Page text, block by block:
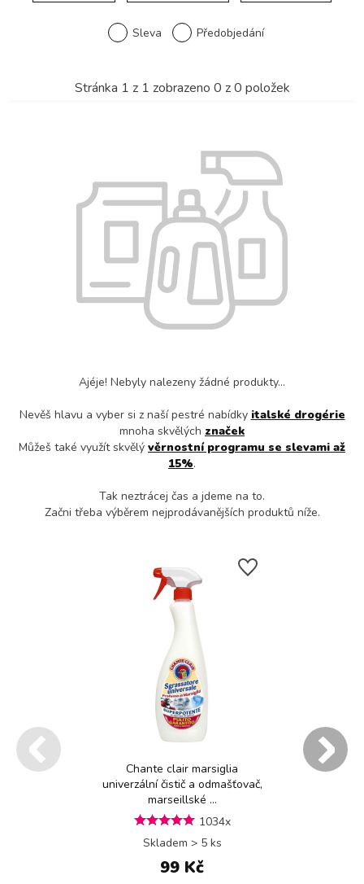
Sleva Předobjedání
Stránka 1 z 1 zobrazeno 0 z0 položek
Ajéje! Nebyly nalezeny žádné produkty...
Nevěš hlavu a vyber si z naší pestré nabídky italské drogérie
mnoha skvělých značek
Můžeš také využít skvělý věrnostní programu se slevami až
15%.
Tak neztrácej čas a jdeme na to.
Začni třeba výběrem nejprodávanějších produktů níže.
Chante clair marsiglia
univerzální čistič a odmašťovač,
marseillské ...
1034x
Skladem > 5 ks
99 Kč